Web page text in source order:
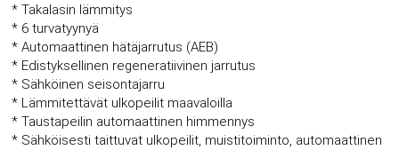
* Takalasin lämmitys
* 6 turvatyynyä
* Automaattinen hätäjarrutus (AEB)
* Edistyksellinen regeneratiivinen jarrutus
* Sähköinen seisontajarru
* Lämmitettävät ulkopeilit maavaloilla
* Taustapeilin automaattinen himmennys
* Sähköisesti taittuvat ulkopeilit, muistitoiminto, automaattinen